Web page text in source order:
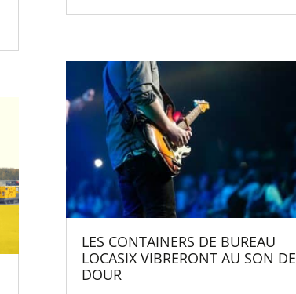
LES CONTAINERS DE BUREAU
LOCASIX VIBRERONT AU SON DE
DOUR